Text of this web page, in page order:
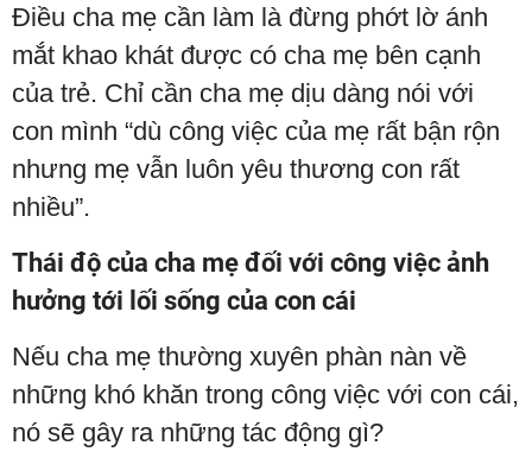
Điều cha mẹ cần làm là đừng phớt lờ ánh
mắt khao khát được có cha mẹ bên cạnh
của trẻ. Chỉ cần cha mẹ dịu dàng nói với
con mình “dù công việc của mẹ rất bận rộn
nhưng mẹ vẫn luôn yêu thương con rất
nhiều”.
Thái độ của cha mẹ đối với công việc ảnh
hưởng tới lối sống của con cái
Nếu cha mẹ thường xuyên phàn nàn về
những khó khăn trong công việc với con cái,
nó sẽ gây ra những tác động gì?